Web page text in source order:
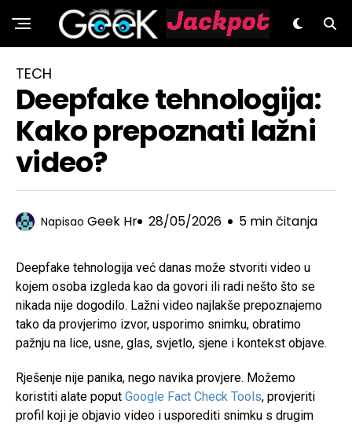
GeeK.hr
TECH
Deepfake tehnologija:
Kako prepoznati lažni
video?
Napisao Geek Hr 28/05/2026 5 min čitanja
Deepfake tehnologija već danas može stvoriti video u
kojem osoba izgleda kao da govori ili radi nešto što se
nikada nije dogodilo. Lažni video najlakše prepoznajemo
tako da provjerimo izvor, usporimo snimku, obratimo
pažnju na lice, usne, glas, svjetlo, sjene i kontekst objave.
Rješenje nije panika, nego navika provjere. Možemo
koristiti alate poput Google Fact Check Tools, provjeriti
profil koji je objavio video i usporediti snimku s drugim